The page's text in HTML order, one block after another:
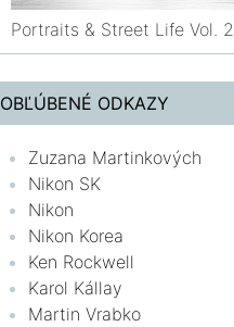
Portraits & Street Life Vol. 2
OBĽÚBENÉ ODKAZY
Zuzana Martinkových
Nikon SK
Nikon
Nikon Korea
Ken Rockwell
Karol Kállay
Martin Vrabko